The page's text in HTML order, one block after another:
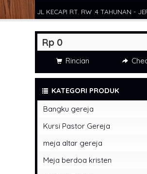
RT. RW .4 TAHUNAN - JEPARA - JAWA
Rp 0
Rincian
KATEGORI PRODUK
Bangku gereja
Kursi Pastor Gereja
meja altar gereja
Meja berdoa kristen